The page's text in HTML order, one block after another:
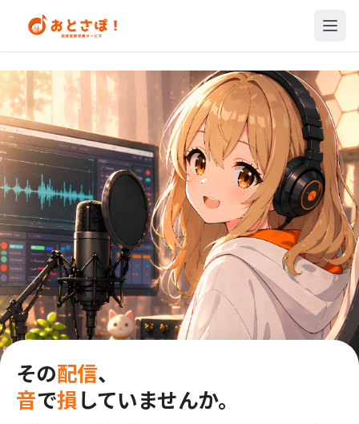
Loading...
メニ
その配信、
音で損していませんか。